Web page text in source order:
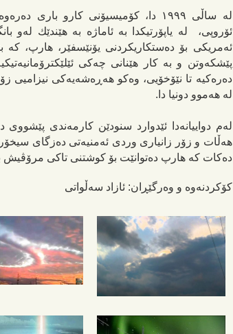
له‌ ساڵی ١٩٩٩ دا، كۆمیسیۆنی كارو
ئۆروپی،
لە ياپۆرتيکدا به ئاماژه‌ به‌ هێندێك له‌و
ئه‌مریكی بۆ ده‌ستكاریكردنی یۆنێسفێر، هارپ، كه‌
پێشكه‌وتن و به‌ كار هێنانی چه‌كی
ده‌ره‌كیه‌ تا نێۆخۆیی، وه‌كو هه‌ڕه‌شه‌یه‌كی نیزامیی
له‌ هه‌موو دونیا دا.
له‌م دواییانه‌دا ئێدوارد سنودێن كارمه‌ندی
هه‌ڵات و زۆر زانیاری وردی ئه‌منیه‌تی ده‌زگای
ده‌كات كه‌ هارپ ده‌توانێت بۆ كوشتنی تاكی مرۆڤیش
کۆکردنەوە و وەرگێڕان: ئازاد سەڵواتی